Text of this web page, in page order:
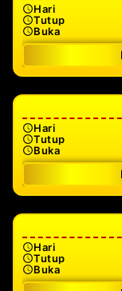
Hari
Tutup
Buka
Hari
Tutup
Buka
Hari
Tutup
Buka